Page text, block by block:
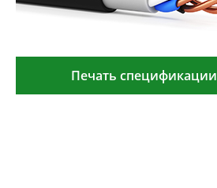
Печать спецификации